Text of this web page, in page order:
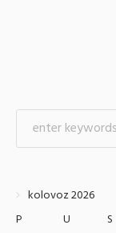
kolovoz 2026
P
U S